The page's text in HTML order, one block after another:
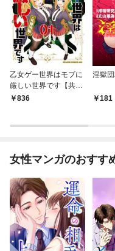
乙女ゲー世界はモブに
厳しい世界です【共和
国編】 ０１
836
淫獄団
181
女性マンガのおすす